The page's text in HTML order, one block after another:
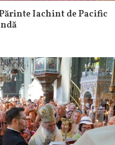
Iachint de Pacific